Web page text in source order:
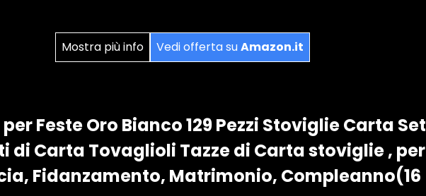
Mostra più info Vedi offerta suAmazon.it
Feste Oro Bianco 129 Pezzi Stoviglie Carta Set
di Carta Tovaglioli Tazze di Carta stoviglie , per
Fidanzamento, Matrimonio, Compleanno(16